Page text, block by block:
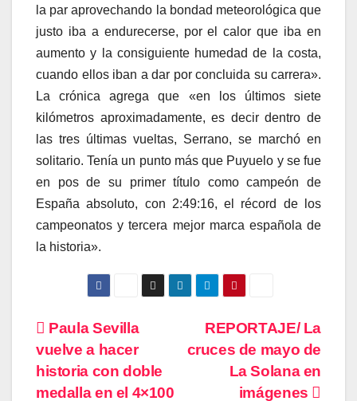
la par aprovechando la bondad meteorológica que
justo iba a endurecerse, por el calor que iba en
aumento y la consiguiente humedad de la costa,
cuando ellos iban a dar por concluida su carrera».
La crónica agrega que «en los últimos siete
kilómetros aproximadamente, es decir dentro de
las tres últimas vueltas, Serrano, se marchó en
solitario. Tenía un punto más que Puyuelo y se fue
en pos de su primer título como campeón de
España absoluto, con 2:49:16, el récord de los
campeonatos y tercera mejor marca española de
la historia».
Navegación
de
REPORTAJE/ La
cruces de mayo de
La Solana en
imágenes
Paula Sevilla
vuelve a hacer
historia con doble
medalla en el 4×100